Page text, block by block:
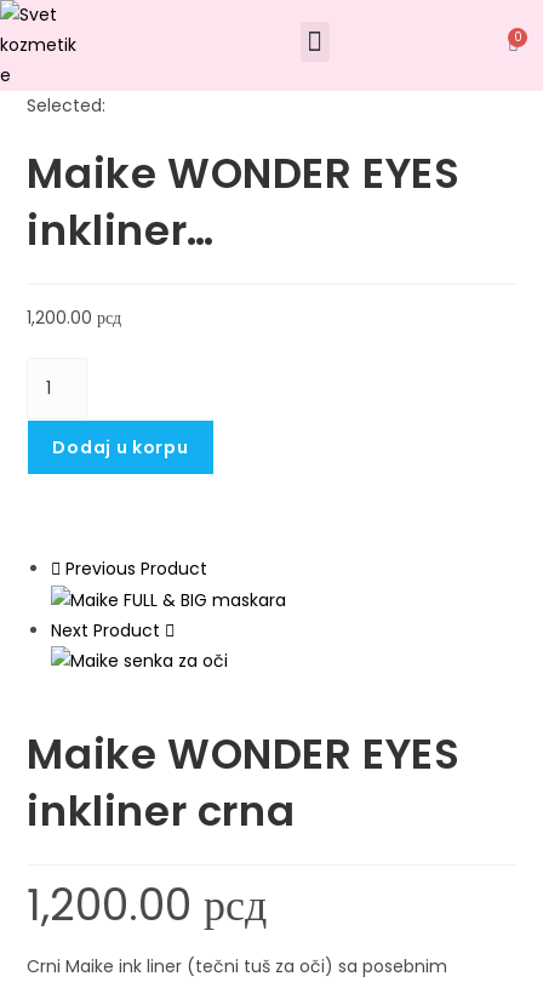
0
Selected:
Maike WONDER EYES
inkliner…
1,200.00рсд
Dodaj u korpu
Previous Product
Next Product
Maike WONDER EYES
inkliner crna
1,200.00рсд
Crni Maike ink liner (tečni tuš za oči) sa posebnim